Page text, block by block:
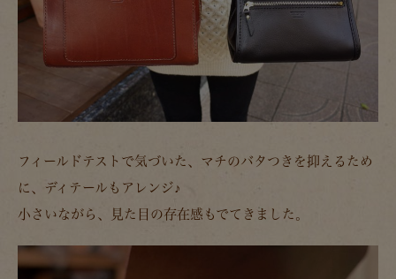
フィールドテストで気づいた、マチのバタつきを抑えるため
に、ディテールもアレンジ♪
小さいながら、見た目の存在感もでてきました。